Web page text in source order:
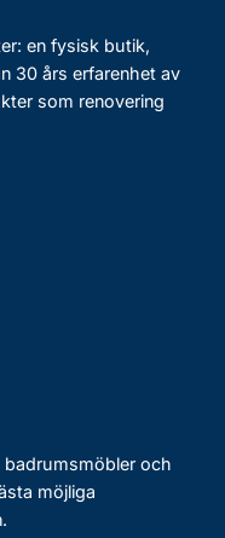
en fysisk butik,
30 års erfarenhet av
som renovering
badrumsmöbler och
möjliga